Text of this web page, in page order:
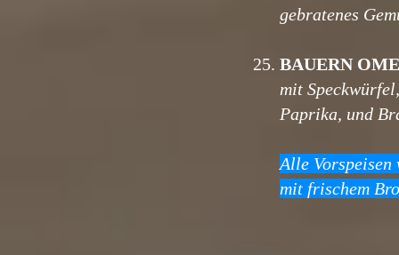
25.
gebratenes
BAUERN
mit
Paprika, und
Alle Vorspeisen
mit frischem